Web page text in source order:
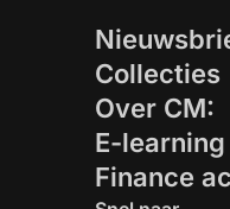
Collecties
Over CM:
E-learning
Finance